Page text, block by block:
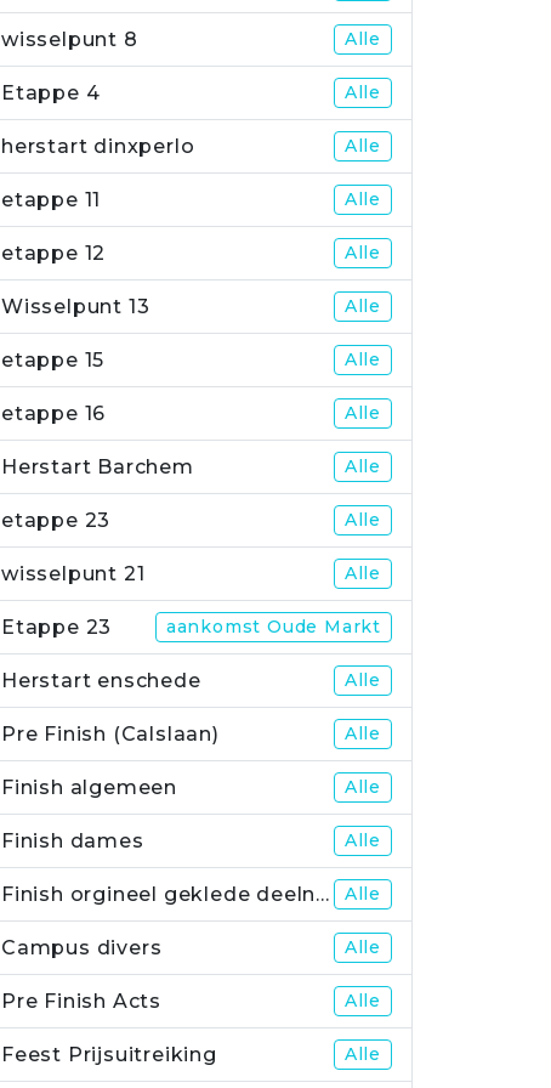
wisselpunt 8 Alle
Etappe 4 Alle
herstart dinxperlo Alle
etappe 11 Alle
etappe 12 Alle
Wisselpunt 13 Alle
etappe 15 Alle
etappe 16 Alle
Herstart Barchem Alle
etappe 23 Alle
wisselpunt 21 Alle
Etappe 23 aankomst Oude Markt
Herstart enschede Alle
Pre Finish (Calslaan) Alle
Finish algemeen Alle
Finish dames Alle
Finish orgineel geklede deelnemers Alle
Campus divers Alle
Pre Finish Acts Alle
Feest Prijsuitreiking Alle